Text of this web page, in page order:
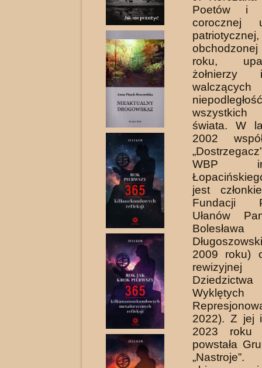
Poetów i
corocznej
pa­triotycznej,
roku,
świata. W
2002
WBP
jest
Fundacji
Ułanów
Bolesława
2009 roku)
2022). Z jej
2023 roku
powstała
„Nastroje”.